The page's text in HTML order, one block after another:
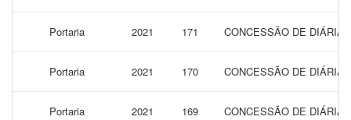
Portaria 2021 171 CONCESSÃO DE
Portaria 2021 170 CONCESSÃO DE
Portaria 2021 169 CONCESSÃO DE